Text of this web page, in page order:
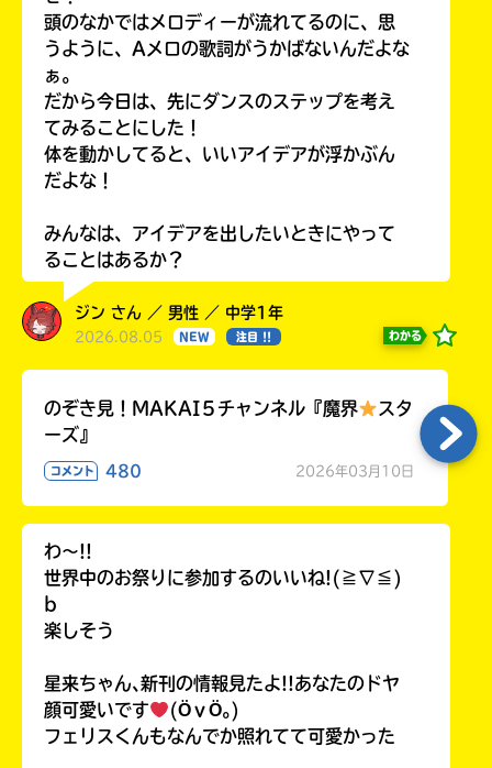
頭のなかではメロディーが流れてるのに、思
うように、Aメロの歌詞がうかばないんだよな
ぁ。
だから今日は、先にダンスのステップを考え
てみることにした！
体を動かしてると、いいアイデアが浮かぶん
だよな！
みんなは、アイデアを出したいときにやって
ることはあるか？
ジン さん ／ 男性 ／ 中学1年
2026.08.05 NEW 注目 !! わかる
のぞき見！MAKAI５チャンネル『魔界
スタ
ーズ』
コメント 480 2026年03月10日
わ〜!!
世界中のお祭りに参加するのいいね!(≧∇≦)
b
楽しそう
星来ちゃん､新刊の情報見たよ!!あなたのドヤ
顔可愛いです
(ӦｖӦ｡)
フェリスくんもなんでか照れてて可愛かった